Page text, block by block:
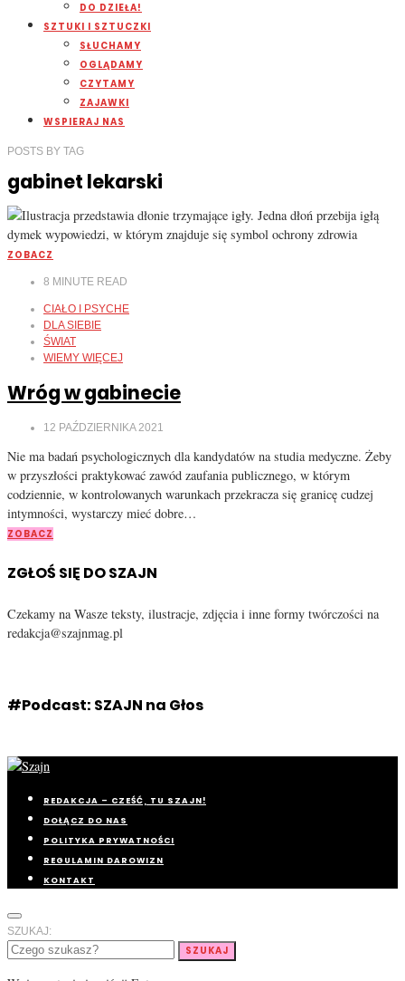
DO DZIEŁA!
SZTUKI I SZTUCZKI
SŁUCHAMY
OGLĄDAMY
CZYTAMY
ZAJAWKI
WSPIERAJ NAS
POSTS BY TAG
gabinet lekarski
ZOBACZ
8 MINUTE READ
CIAŁO I PSYCHE
DLA SIEBIE
ŚWIAT
WIEMY WIĘCEJ
Wróg w gabinecie
12 PAŹDZIERNIKA 2021
Nie ma badań psychologicznych dla kandydatów na studia medyczne. Żeby
w przyszłości praktykować zawód zaufania publicznego, w którym
codziennie, w kontrolowanych warunkach przekracza się granicę cudzej
intymności, wystarczy mieć dobre…
ZOBACZ
ZGŁOŚ SIĘ DO SZAJN
Czekamy na Wasze teksty, ilustracje, zdjęcia i inne formy twórczości na
redakcja@szajnmag.pl
#Podcast: SZAJN na Głos
REDAKCJA – CZEŚĆ, TU SZAJN!
DOŁĄCZ DO NAS
POLITYKA PRYWATNOŚCI
REGULAMIN DAROWIZN
KONTAKT
SZUKAJ:
SZUKAJ